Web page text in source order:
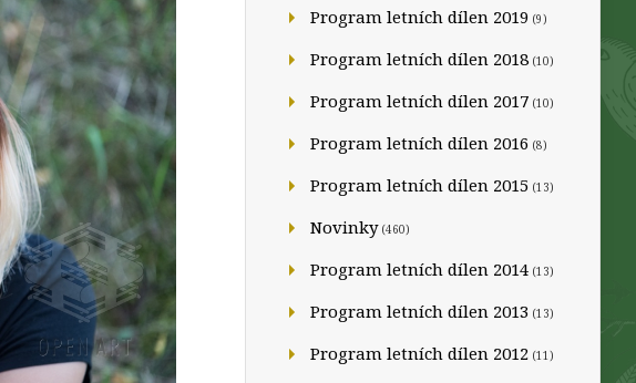
Program letních dílen 2019 (9)
Program letních dílen 2018 (10)
Program letních dílen 2017 (10)
Program letních dílen 2016 (8)
Program letních dílen 2015 (13)
Novinky(460)
Program letních dílen 2014 (13)
Program letních dílen 2013 (13)
Program letních dílen 2012 (11)